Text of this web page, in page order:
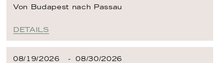
Von Budapest nach Passau
DETAILS
08/19/2026 08/30/2026